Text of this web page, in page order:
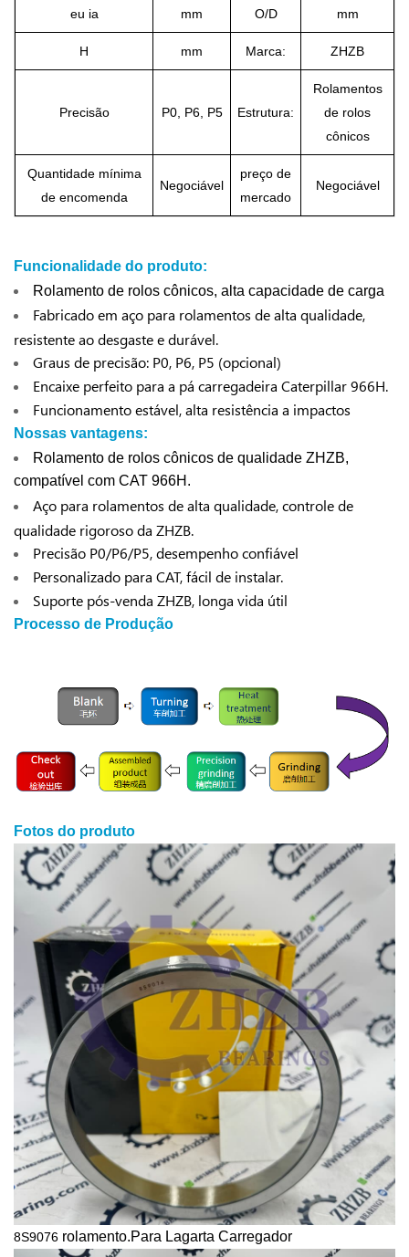
eu ia mm O/D mm
H mm Marca: ZHZB
Precisão P0, P6, P5 Estrutura:
Rolamentos
de rolos
cônicos
Quantidade mínima
de encomenda
Negociável
preço de
mercado
Negociável
Funcionalidade do produto:
Rolamento de rolos cônicos, alta capacidade de carga
Fabricado em aço para rolamentos de alta qualidade,
resistente ao desgaste e durável.
Graus de precisão: P0, P6, P5 (opcional)
Encaixe perfeito para a pá carregadeira Caterpillar 966H.
Funcionamento estável, alta resistência a impactos
Nossas vantagens:
Rolamento de rolos cônicos de qualidade ZHZB,
compatível com CAT 966H.
Aço para rolamentos de alta qualidade, controle de
qualidade rigoroso da ZHZB.
Precisão P0/P6/P5, desempenho confiável
Personalizado para CAT, fácil de instalar.
Suporte pós-venda ZHZB, longa vida útil
Processo de Produção
Fotos do produto
8S9076 rolamento.Para Lagarta Carregador